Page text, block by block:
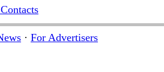
· For Advertisers